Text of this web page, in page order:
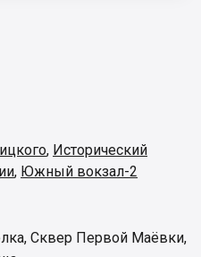
, Исторический
, Южный вокзал-2
, Сквер Первой Маёвки,